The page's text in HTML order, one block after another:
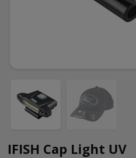
IFISH Cap Light UV